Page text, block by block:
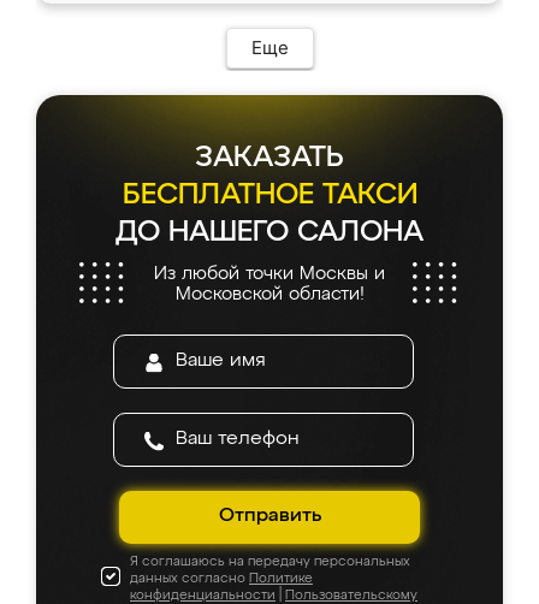
мебель сразу встала на свое место без
каких-либо доработок. Качеством осталась
довольна, все выглядит так, как и ожидала.
Еще
ЗАКАЗАТЬ
БЕСПЛАТНОЕ ТАКСИ
ДО НАШЕГО САЛОНА
Из любой точки Москвы и
Московской области!
Отправить
Я соглашаюсь на передачу персональных
данных согласно Политике
конфиденциальности
Пользовательскому